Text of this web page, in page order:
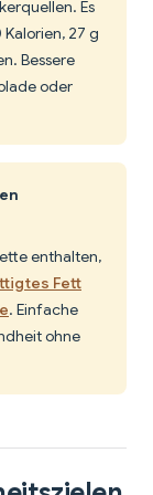
Es
27 g
Bessere
oder
enthalten,
Fett
. Einfache
ohne